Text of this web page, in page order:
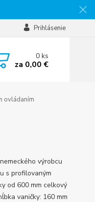
Prihlásenie
0ks
za 0,00 €
ovládaním
výrobcu
s profilovaným
od 600 mm celkový
vaničky: 160 mm